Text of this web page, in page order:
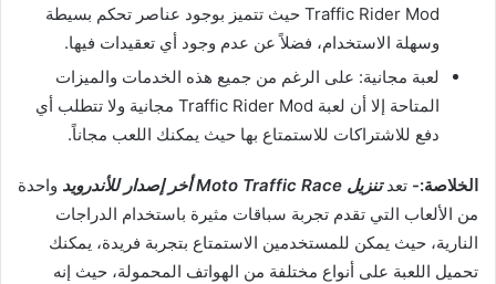
Traffic Rider Mod حيث تتميز بوجود عناصر تحكم بسيطة
وسهلة الاستخدام، فضلاً عن عدم وجود أي تعقيدات فيها.
لعبة مجانية: على الرغم من جميع هذه الخدمات والميزات
المتاحة إلا أن لعبة Traffic Rider Mod مجانية ولا تتطلب أي
دفع للاشتراكات للاستمتاع بها حيث يمكنك اللعب مجاناً.
الخلاصة:- تعدتنزيل Moto Traffic Race أخر إصدار للأندرويد
واحدة
من الألعاب التي تقدم تجربة سباقات مثيرة باستخدام الدراجات
النارية، حيث يمكن للمستخدمين الاستمتاع بتجربة فريدة، يمكنك
تحميل اللعبة على أنواع مختلفة من الهواتف المحمولة، حيث إنه